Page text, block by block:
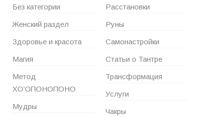
Без категории
Женский раздел
Здоровье и красота
Магия
Метод
ХО’ОПОНОПОНО
Мудры
Расстановки
Руны
Самонастройки
Статьи о Тантре
Трансформация
Услуги
Чакры